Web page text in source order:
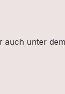
unter